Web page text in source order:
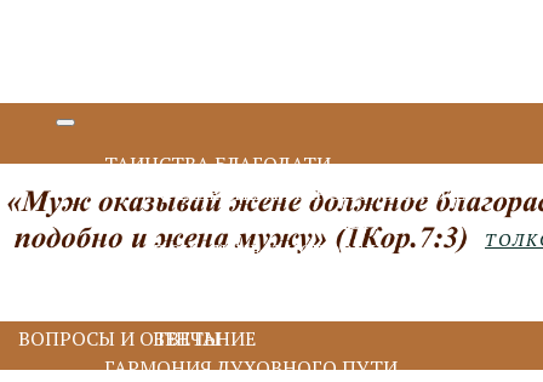
ТАИНСТВА БЛАГОДАТИ
КРЕЩЕНИЕ И МИРОПОМАЗАНИЕ
ИСПОВЕДЬ И ПРИЧАСТИЕ
ПОКАЯНИЕ И ИСПОВЕДЬ
ВЕНЧАНИЕ
ГАРМОНИЯ ДУХОВНОГО ПУТИ
ВОПРОСЫ И ОТВЕТЫ